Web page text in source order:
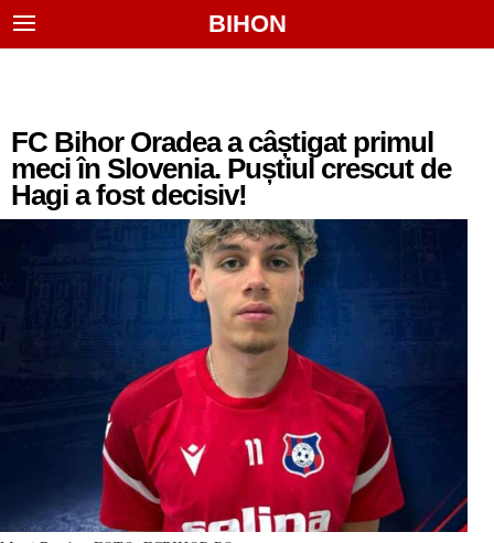
BIHON
FC Bihor Oradea a câștigat primul
meci în Slovenia. Puștiul crescut de
Hagi a fost decisiv!